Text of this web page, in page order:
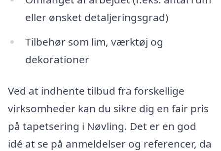
eller ønsket detaljeringsgrad)
Tilbehør som lim, værktøj og
dekorationer
Ved at indhente tilbud fra forskellige
virksomheder kan du sikre dig en fair pris
på tapetsering i Nøvling. Det er en god
idé at se på anmeldelser og referencer, da